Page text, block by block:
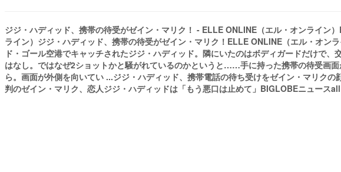
ジジ・ハディッド、携帯の待受がゼイン・マリク！ - ELLE ONLINE（エル・オンライン
ライン）ジジ・ハディッド、携帯の待受がゼイン・マリク！ELLE ONLINE（エル・オン
ド・ゴール空港でキャッチされたジジ・ハディッド。隣にいたのはボディガードだけで、
はなし。ではなぜ2ショットかと騒がれているのかというと……手に持った携帯の待受画
ら。画面が外側を向いてい ...ジジ・ハディッド、携帯電話の待ち受けをゼイン・マリクの
判のゼイン・マリク、恋人ジジ・ハディッドは「もう悪口は止めて」BIGLOBEニュース